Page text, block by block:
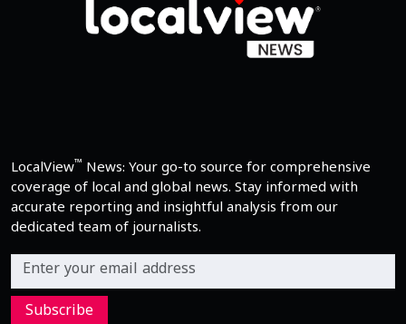
LocalView™ News: Your go-to source for comprehensive
coverage of local and global news. Stay informed with
accurate reporting and insightful analysis from our
dedicated team of journalists.
Subscribe